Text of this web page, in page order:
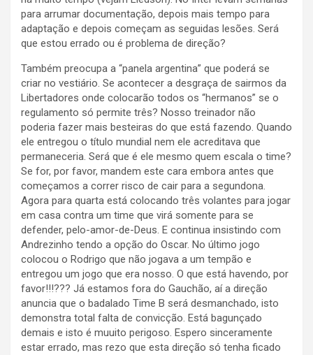
para arrumar documentação, depois mais tempo para
adaptação e depois começam as seguidas lesões. Será
que estou errado ou é problema de direção?
Também preocupa a “panela argentina” que poderá se
criar no vestiário. Se acontecer a desgraça de sairmos da
Libertadores onde colocarão todos os “hermanos” se o
regulamento só permite três? Nosso treinador não
poderia fazer mais besteiras do que está fazendo. Quando
ele entregou o título mundial nem ele acreditava que
permaneceria. Será que é ele mesmo quem escala o time?
Se for, por favor, mandem este cara embora antes que
começamos a correr risco de cair para a segundona.
Agora para quarta está colocando três volantes para jogar
em casa contra um time que virá somente para se
defender, pelo-amor-de-Deus. E continua insistindo com
Andrezinho tendo a opção do Oscar. No último jogo
colocou o Rodrigo que não jogava a um tempão e
entregou um jogo que era nosso. O que está havendo, por
favor!!!??? Já estamos fora do Gauchão, aí a direção
anuncia que o badalado Time B será desmanchado, isto
demonstra total falta de convicção. Está bagunçado
demais e isto é muuito perigoso. Espero sinceramente
estar errado, mas rezo que esta direção só tenha ficado